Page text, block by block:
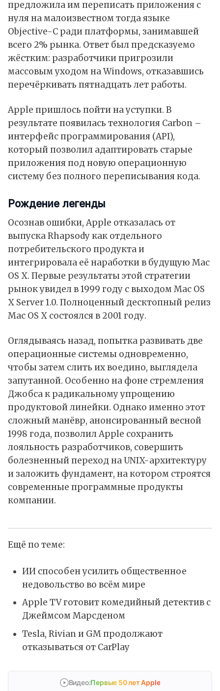
предложила им переписать приложения с
нуля на малоизвестном тогда языке
Objective-C ради платформы, занимавшей
всего 2% рынка. Ответ был предсказуемо
жёстким: разработчики пригрозили
массовым уходом на Windows, отказавшись
перечёркивать пятнадцать лет работы.
Apple пришлось пойти на уступки. В
результате появилась технология Carbon –
интерфейс программирования (API),
который позволил адаптировать старые
приложения под новую операционную
систему без полного переписывания кода.
Рождение легенды
Осознав ошибки, Apple отказалась от
выпуска Rhapsody как отдельного
потребительского продукта и
интегрировала её наработки в будущую Mac
OS X. Первые результаты этой стратегии
рынок увидел в 1999 году с выходом Mac OS
X Server 1.0. Полноценный десктопный релиз
Mac OS X состоялся в 2001 году.
Оглядываясь назад, попытка развивать две
операционные системы одновременно,
чтобы затем слить их воедино, выглядела
запутанной. Особенно на фоне стремления
Джобса к радикальному упрощению
продуктовой линейки. Однако именно этот
сложный манёвр, анонсированный весной
1998 года, позволил Apple сохранить
лояльность разработчиков, совершить
болезненный переход на UNIX-архитектуру
и заложить фундамент, на котором строятся
современные программные продукты
компании.
Ещё по теме:
ИИ способен усилить общественное
недовольство во всём мире
Apple TV готовит комедийный детектив с
Джеймсом Марсденом
Tesla, Rivian и GM продолжают
отказываться от CarPlay
Видео:Первые 50 лет Apple